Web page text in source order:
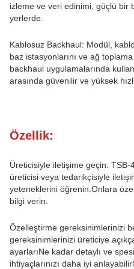
izleme ve veri edinimi, güçlü bir
yerlerde.
Kablosuz Backhaul: Modül,
baz istasyonlarını ve ağ
backhaul uygulamalarında
arasında güvenilir ve yüksek
Özellik:
Üreticisiyle iletişime geçin: TSB-
üreticisi veya tedarikçisiyle
yeteneklerini öğrenin.Onlara özel
bilgi verin.
Özelleştirme gereksinimlerinizi
gereksinimlerinizi üreticiye
ayarlarıNe kadar detaylı ve
ihtiyaçlarınızı daha iyi